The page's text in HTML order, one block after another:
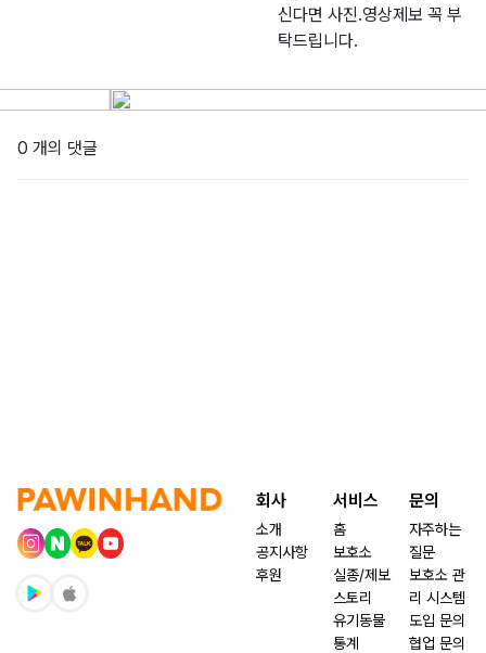
신다면 사진.영상제보 꼭 부
탁드립니다.
0 개의 댓글
회사
소개
공지사항
후원
서비스
홈
보호소
실종/제보
스토리
유기동물
통계
문의
자주하는
질문
보호소 관
리 시스템
도입 문의
협업 문의